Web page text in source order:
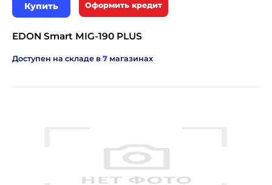
Купить Оформить кредит
EDON Smart MIG-190 PLUS
Доступен на складе в 7 магазинах